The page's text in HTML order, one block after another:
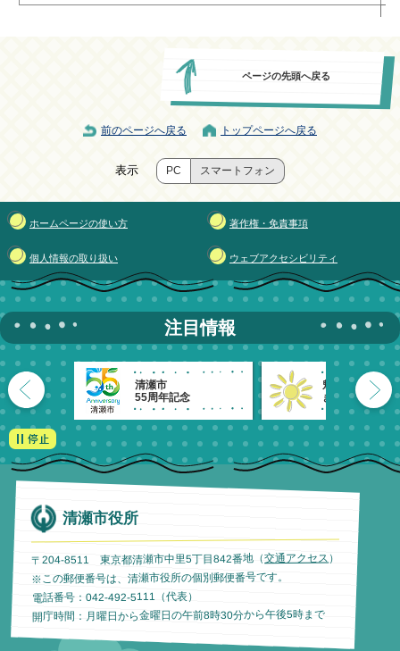
ページの先頭へ戻る
前のページへ戻る トップページへ戻る
表示 PC スマートフォン
ホームページの使い方 著作権・免責事項
個人情報の取り扱い ウェブアクセシビリティ
注目情報
清瀬市
55周年記念
魅力発信！
きよせのーと。
清瀬市役所
〒204-8511 東京都清瀬市中里5丁目842番地（交通アクセス ）
※この郵便番号は、清瀬市役所の個別郵便番号です。
電話番号：042-492-5111（代表）
開庁時間：月曜日から金曜日の午前8時30分から午後5時まで